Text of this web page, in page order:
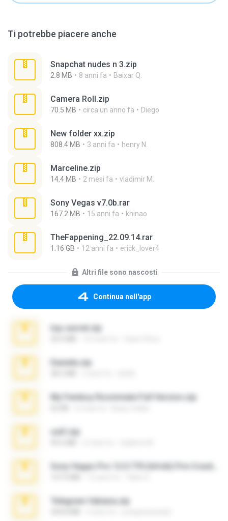
Ti potrebbe piacere anche
Snapchat nudes n 3.zip
2.8 MB 8 anni fa Baixar Q.
Camera Roll.zip
70.5 MB circa un anno fa Diego
New folder xx.zip
808.4 MB 3 anni fa henry N.
Marceline.zip
14.4 MB 2 mesi fa vladimir M.
Sony Vegas v7.0b.rar
167.2 MB 15 anni fa khinao
TheFappening_22.09.14.rar
1.16 GB 12 anni fa erick_lover4
Altri file sono nascosti
Continua nell'app
top secret.zip
Daniela.zip
My Femboy Roommate Full Version.zip
ouh!.zip
Telegram fabiana.zip